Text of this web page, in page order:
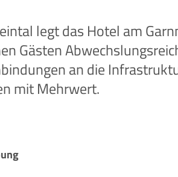
legt das Hotel am
Gästen
an die
mit Mehrwert.